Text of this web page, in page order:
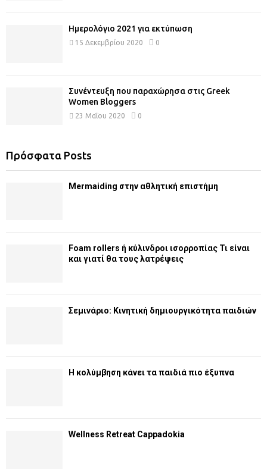
Ημερολόγιο 2021 για εκτύπωση
15 Δεκεμβρίου 2020 0
Συνέντευξη που παραχώρησα στις Greek
Women Bloggers
23 Μαΐου 2020 0
Πρόσφατα Posts
Mermaiding στην αθλητική επιστήμη
Foam rollers ή κύλινδροι ισορροπίας Τι είναι
και γιατί θα τους λατρέψεις
Σεμινάριο: Κινητική δημιουργικότητα παιδιών
Η κολύμβηση κάνει τα παιδιά πιο έξυπνα
Wellness Retreat Cappadokia